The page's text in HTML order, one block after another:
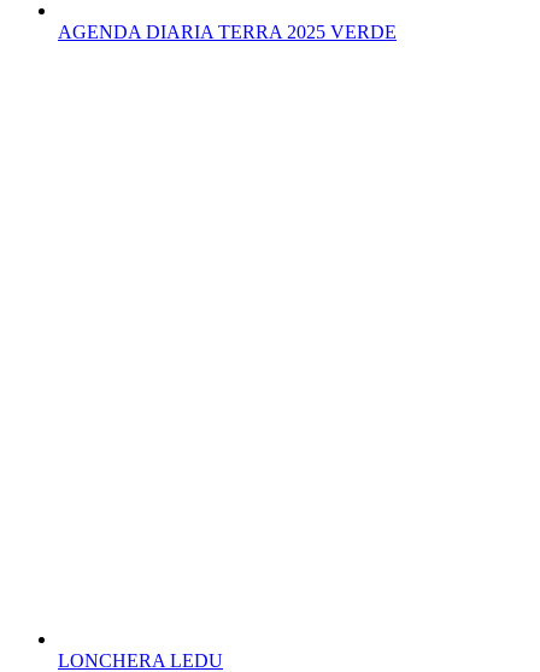
AGENDA DIARIA TERRA 2025 VERDE
LONCHERA LEDU